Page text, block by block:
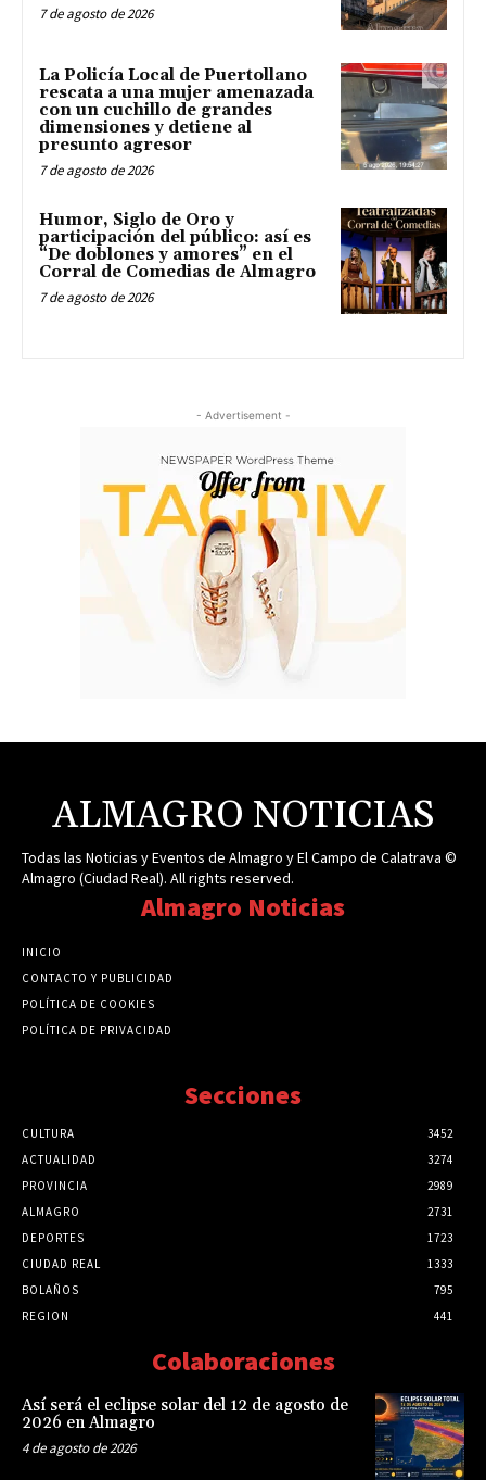
7 de agosto de 2026
La Policía Local de Puertollano
rescata a una mujer amenazada
con un cuchillo de grandes
dimensiones y detiene al
presunto agresor
7 de agosto de 2026
Humor, Siglo de Oro y
participación del público: así es
“De doblones y amores” en el
Corral de Comedias de Almagro
7 de agosto de 2026
- Advertisement -
ALMAGRO NOTICIAS
Todas las Noticias y Eventos de Almagro y El Campo de Calatrava ©
Almagro (Ciudad Real). All rights reserved.
Almagro Noticias
INICIO
CONTACTO Y PUBLICIDAD
POLÍTICA DE COOKIES
POLÍTICA DE PRIVACIDAD
Secciones
CULTURA
3452
ACTUALIDAD
3274
PROVINCIA
2989
ALMAGRO
2731
DEPORTES
1723
CIUDAD REAL
1333
BOLAÑOS
795
REGION
441
Colaboraciones
Así será el eclipse solar del 12 de agosto de
2026 en Almagro
4 de agosto de 2026